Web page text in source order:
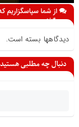
از شما سپاسگزاریم
می گذارید
دیدگاهها بسته است.
دنبال چه مطلبی